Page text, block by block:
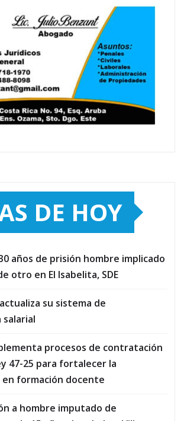
DE HOY
años de prisión hombre implicado
otro en El Isabelita, SDE
su sistema de
salarial
procesos de contratación
47-25 para fortalecer la
formación docente
a hombre imputado de